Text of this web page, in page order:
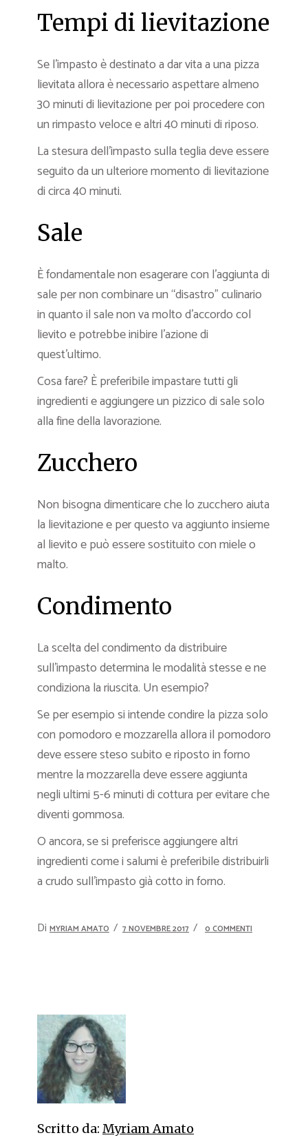
Tempi di lievitazione
Se l’impasto è destinato a dar vita a una pizza
lievitata allora è necessario aspettare almeno
30 minuti di lievitazione per poi procedere con
un rimpasto veloce e altri 40 minuti di riposo.
La stesura dell’impasto sulla teglia deve essere
seguito da un ulteriore momento di lievitazione
di circa 40 minuti.
Sale
È fondamentale non esagerare con l’aggiunta di
sale per non combinare un “disastro” culinario
in quanto il sale non va molto d’accordo col
lievito e potrebbe inibire l’azione di
quest’ultimo.
Cosa fare? È preferibile impastare tutti gli
ingredienti e aggiungere un pizzico di sale solo
alla fine della lavorazione.
Zucchero
Non bisogna dimenticare che lo zucchero aiuta
la lievitazione e per questo va aggiunto insieme
al lievito e può essere sostituito con miele o
malto.
Condimento
La scelta del condimento da distribuire
sull’impasto determina le modalità stesse e ne
condiziona la riuscita. Un esempio?
Se per esempio si intende condire la pizza solo
con pomodoro e mozzarella allora il pomodoro
deve essere steso subito e riposto in forno
mentre la mozzarella deve essere aggiunta
negli ultimi 5-6 minuti di cottura per evitare che
diventi gommosa.
O ancora, se si preferisce aggiungere altri
ingredienti come i salumi è preferibile distribuirli
a crudo sull’impasto già cotto in forno.
Di MYRIAM AMATO 7 NOVEMBRE 2017 0 COMMENTI
Scritto da: Myriam Amato